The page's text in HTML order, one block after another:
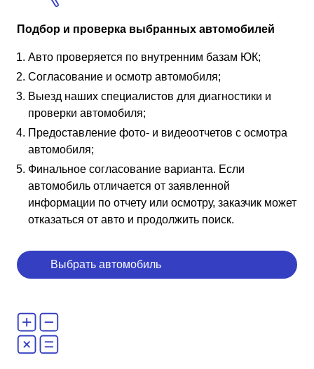
Подбор и проверка выбранных автомобилей
Авто проверяется по внутренним базам ЮК;
Согласование и осмотр автомобиля;
Выезд наших специалистов для диагностики и
проверки автомобиля;
Предоставление фото- и видеоотчетов с осмотра
автомобиля;
Финальное согласование варианта. Если
автомобиль отличается от заявленной
информации по отчету или осмотру, заказчик может
отказаться от авто и продолжить поиск.
Выбрать автомобиль